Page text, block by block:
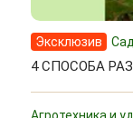
Эксклюзив
4 СПОСОБА
Агротехника и